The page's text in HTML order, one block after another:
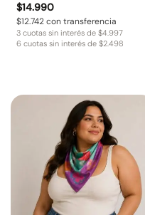
$14.990
$12.742con transferencia
3 cuotas sin interés de $4.997
6 cuotas sin interés de $2.498